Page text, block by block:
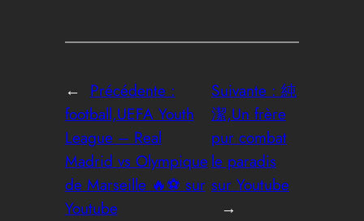
← Précédente :
football,UEFA Youth
League – Real
Madrid vs Olympique
de Marseille 🔥⚽️ sur
Youtube
Suivante :純
潔,Un frère
pur combat
le paradis
sur Youtube
→